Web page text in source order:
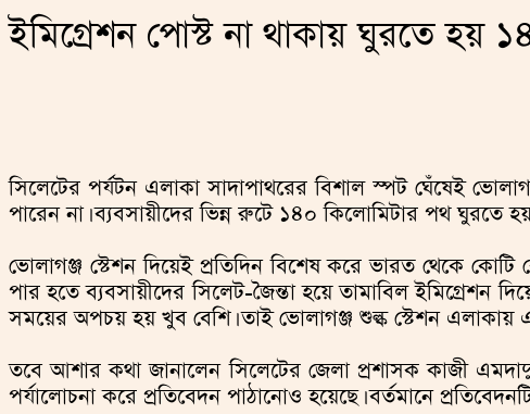
ইমিগ্রেশন পোস্ট না থাকায় ঘুরতে হয়
সিলেটের পর্যটন এলাকা সাদাপাথরের বিশাল স্পট ঘেঁষেই
পারেন না। ব্যবসায়ীদের ভিন্ন রুটে ১৪০ কিলোমিটার পথ ঘুরতে
ভোলাগঞ্জ স্টেশন দিয়েই প্রতিদিন বিশেষ করে ভারত থেকে
পার হতে ব্যবসায়ীদের সিলেট-জৈন্তা হয়ে তামাবিল ইমিগ্রেশন
সময়ের অপচয় হয় খুব বেশি। তাই ভোলাগঞ্জ শুল্ক স্টেশন এলাকায়
তবে আশার কথা জানালেন সিলেটের জেলা প্রশাসক কাজী
পর্যালোচনা করে প্রতিবেদন পাঠানোও হয়েছে। বর্তমানে